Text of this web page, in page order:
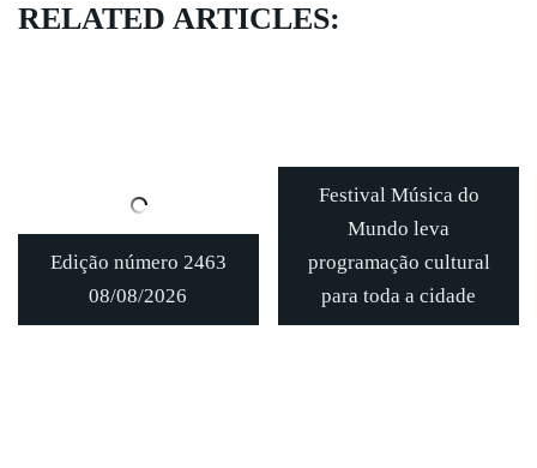
RELATED ARTICLES:
Edição número 2463
08/08/2026
Festival Música do
Mundo leva
programação cultural
para toda a cidade